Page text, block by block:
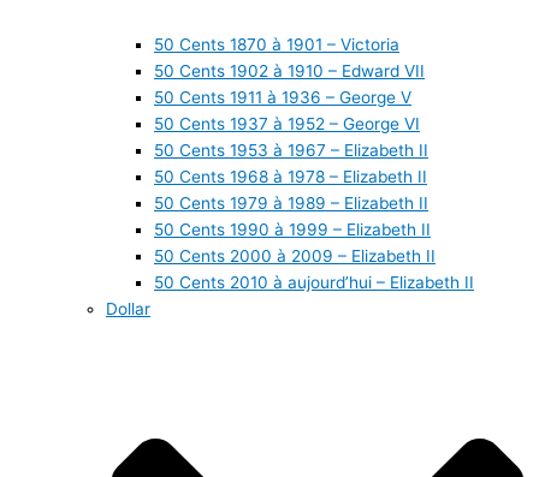
50 Cents 1870 à 1901 – Victoria
50 Cents 1902 à 1910 – Edward VII
50 Cents 1911 à 1936 – George V
50 Cents 1937 à 1952 – George VI
50 Cents 1953 à 1967 – Elizabeth II
50 Cents 1968 à 1978 – Elizabeth II
50 Cents 1979 à 1989 – Elizabeth II
50 Cents 1990 à 1999 – Elizabeth II
50 Cents 2000 à 2009 – Elizabeth II
50 Cents 2010 à aujourd’hui – Elizabeth II
Dollar